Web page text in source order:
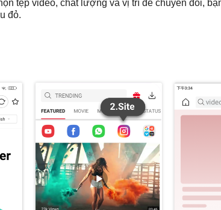
tệp video, chất lượng và vị trí để chuyển đổi,
đỏ.